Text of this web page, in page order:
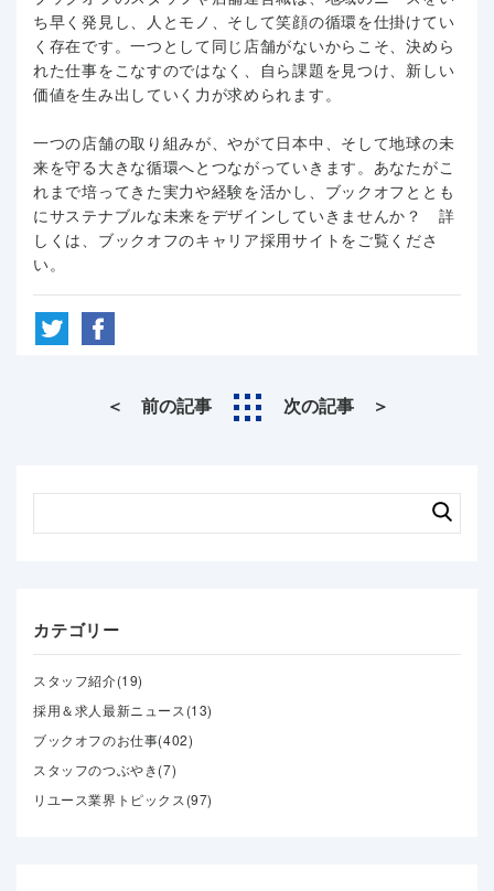
ち早く発見し、人とモノ、そして笑顔の循環を仕掛けてい
く存在です。一つとして同じ店舗がないからこそ、決めら
れた仕事をこなすのではなく、自ら課題を見つけ、新しい
価値を生み出していく力が求められます。
一つの店舗の取り組みが、やがて日本中、そして地球の未
来を守る大きな循環へとつながっていきます。あなたがこ
れまで培ってきた実力や経験を活かし、ブックオフととも
にサステナブルな未来をデザインしていきませんか？ 詳
しくは、ブックオフのキャリア採用サイトをご覧くださ
い。
＜ 前の記事 次の記事 ＞
カテゴリー
スタッフ紹介(19)
採用＆求人最新ニュース(13)
ブックオフのお仕事(402)
スタッフのつぶやき(7)
リユース業界トピックス(97)